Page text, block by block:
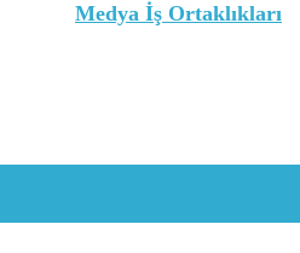
Medya İş Ortaklıkları